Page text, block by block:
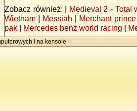
Zobacz również: | Medieval 2 - Total
Wietnam | Messiah | Merchant
pak | Mercedes benz world racing |
i na konsole